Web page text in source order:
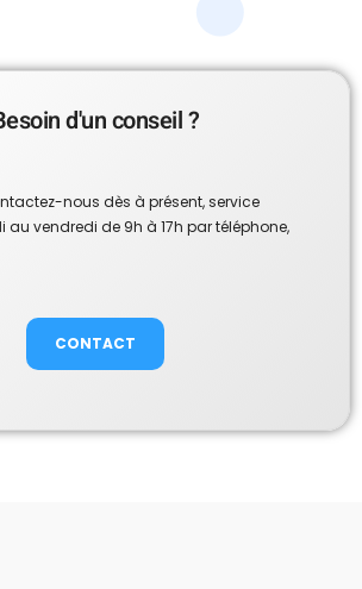
d'un conseil ?
nous dès à présent, service
vendredi de 9h à 17h par téléphone,
CONTACT